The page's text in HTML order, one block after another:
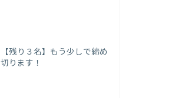
【残り３名】もう少しで締め
切ります！